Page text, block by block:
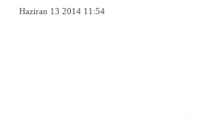
Haziran 13 2014 11:54